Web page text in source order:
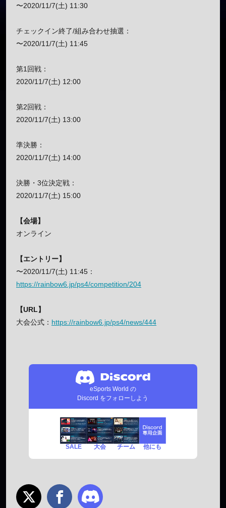
〜2020/11/7(土) 11:30
チェックイン終了/組み合わせ抽選：
〜2020/11/7(土) 11:45
第1回戦：
2020/11/7(土) 12:00
第2回戦：
2020/11/7(土) 13:00
準決勝：
2020/11/7(土) 14:00
決勝・3位決定戦：
2020/11/7(土) 15:00
【会場】
オンライン
【エントリー】
〜2020/11/7(土) 11:45：
https://rainbow6.jp/ps4/competition/204
【URL】
大会公式： https://rainbow6.jp/ps4/news/444
eSports World の
Discord をフォローしよう
SALE 大会 チーム 他にも